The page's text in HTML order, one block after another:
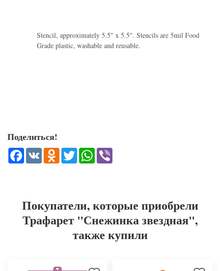
Stencil, approximately 5.5" x 5.5". Stencils are 5mil Food
Grade plastic, washable and reusable.
Поделиться!
Facebook
VK Odnoklassniki
TwitterWhatsApp
Покупатели, которые приобрели
Трафарет "Снежинка звездная",
также купили